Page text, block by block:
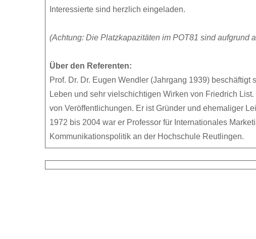
Interessierte sind herzlich eingeladen.
(Achtung: Die Platzkapazitäten im POT81 sind aufgrund
Über den Referenten:
Prof. Dr. Dr. Eugen Wendler (Jahrgang 1939)
Leben und sehr vielschichtigen Wirken von Friedrich
von Veröffentlichungen. Er ist Gründer und ehemaliger
1972 bis 2004 war er Professor für Internationales
Kommunikationspolitik an der Hochschule Reutlingen.